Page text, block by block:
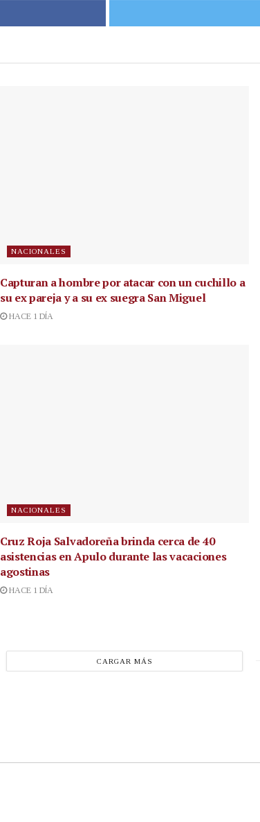
NACIONALES
Capturan a hombre por atacar con un cuchillo a
su ex pareja y a su ex suegra San Miguel
HACE 1 DÍA
NACIONALES
Cruz Roja Salvadoreña brinda cerca de 40
asistencias en Apulo durante las vacaciones
agostinas
HACE 1 DÍA
CARGAR MÁS